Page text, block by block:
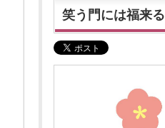
笑う門には福来る